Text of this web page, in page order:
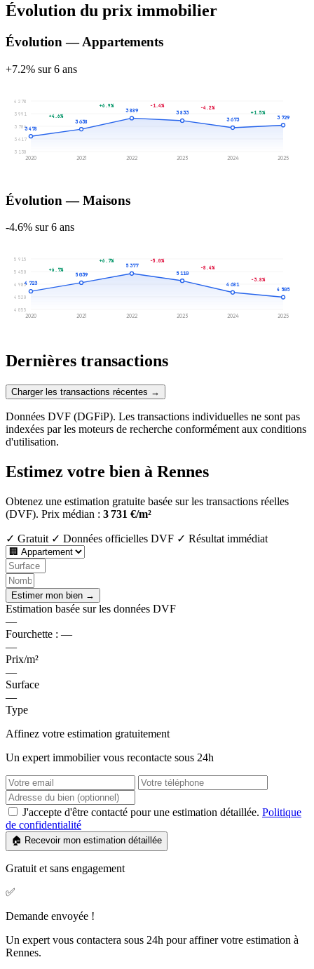
Évolution du prix immobilier
Évolution — Appartements
+7.2% sur 6 ans
3 130
3 417
3 704
3 991
4 278
3 478
2020
3 638
2021
3 889
2022
3 833
2023
3 673
2024
3 729
2025
+4.6%
+6.9% -1.4% -4.2%
+1.5%
Évolution — Maisons
-4.6% sur 6 ans
4 055
4 520
4 985
5 450
5 915
4 723
2020
5 039
2021
5 377
2022
5 110
2023
4 681
2024
4 505
2025
+6.7%
+6.7%
-5.0%
-8.4%
-3.8%
Dernières transactions
Charger les transactions récentes →
Données DVF (DGFiP). Les transactions individuelles ne sont pas
indexées par les moteurs de recherche conformément aux conditions
d'utilisation.
Estimez votre bien à Rennes
Obtenez une estimation gratuite basée sur les transactions réelles
(DVF). Prix médian : 3 731 €/m²
✓ Gratuit ✓ Données officielles DVF ✓ Résultat immédiat
Estimer mon bien →
Estimation basée sur les données DVF
—
Fourchette : —
—
Prix/m²
—
Surface
—
Type
Affinez votre estimation gratuitement
Un expert immobilier vous recontacte sous 24h
J'accepte d'être contacté pour une estimation détaillée. Politique
de confidentialité
🏠 Recevoir mon estimation détaillée
Gratuit et sans engagement
✅
Demande envoyée !
Un expert vous contactera sous 24h pour affiner votre estimation à
Rennes.